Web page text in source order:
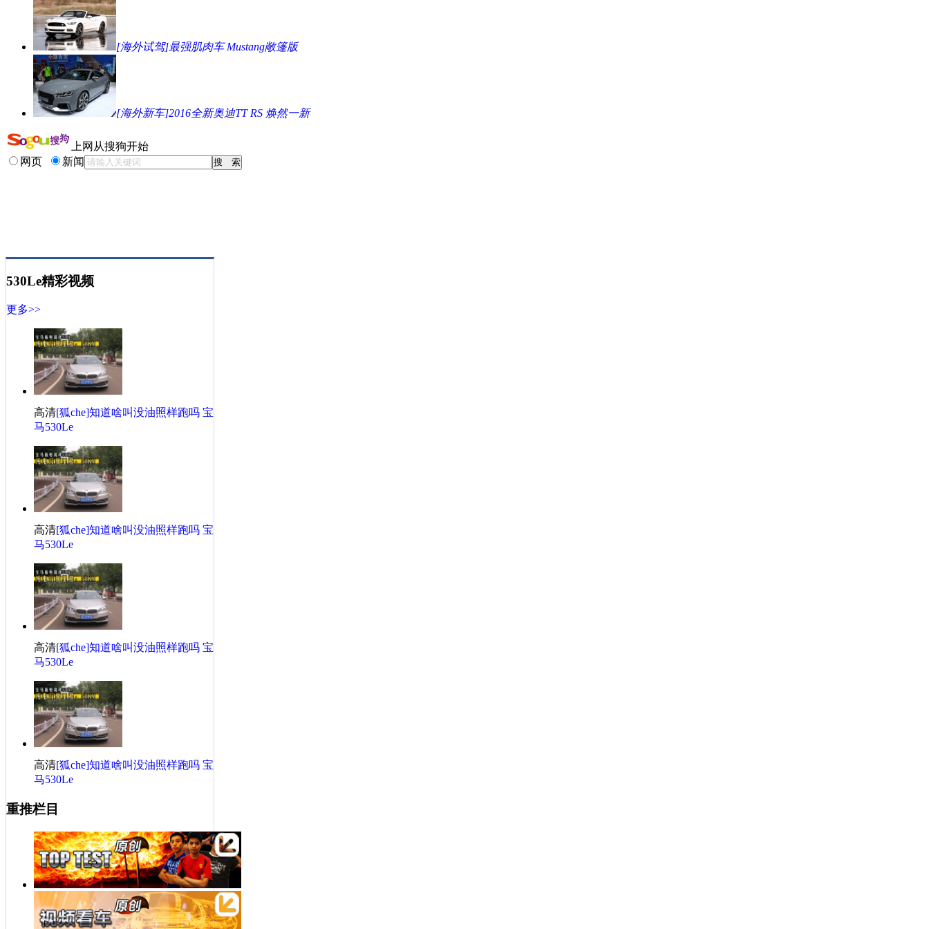
[海外试驾]最强肌肉车 Mustang敞篷版
[海外新车]2016全新奥迪TT RS 焕然一新
上网从搜狗开始
网页
新闻
530Le精彩视频
更多>>
高清[狐che]知道啥叫没油照样跑吗 宝
马530Le
高清[狐che]知道啥叫没油照样跑吗 宝
马530Le
高清[狐che]知道啥叫没油照样跑吗 宝
马530Le
高清[狐che]知道啥叫没油照样跑吗 宝
马530Le
重推栏目